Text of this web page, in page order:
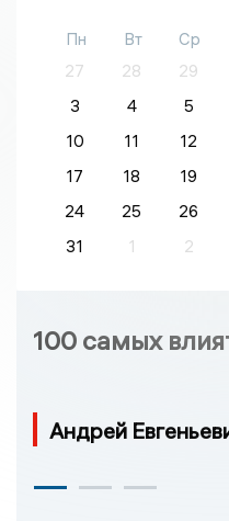
Пн Вт Ср
27
28 29
3
4 5
10
11 12
17
18 19
24
25 26
31
1 2
100 самых
Андрей